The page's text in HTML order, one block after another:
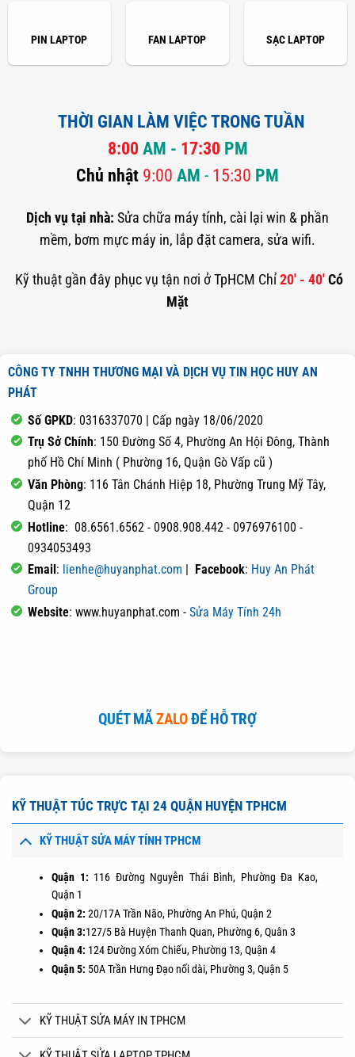
PIN LAPTOP FAN LAPTOP SẠC LAPTOP
THỜI GIAN LÀM VIỆC TRONG TUẦN
8:00 AM - 17:30 PM
Chủ nhật 9:00 AM - 15:30 PM
Dịch vụ tại nhà: Sửa chữa máy tính, cài lại win & phần
mềm, bơm mực máy in, lắp đặt camera, sửa wifi.
Kỹ thuật gần đây phục vụ tận nơi ở TpHCM Chỉ 20' - 40' Có
Mặt
CÔNG TY TNHH THƯƠNG MẠI VÀ DỊCH VỤ TIN HỌC HUY AN
PHÁT
Số GPKD: 0316337070 | Cấp ngày 18/06/2020
Trụ Sở Chính: 150 Đường Số 4, Phường An Hội Đông, Thành
phố Hồ Chí Minh ( Phường 16, Quận Gò Vấp cũ )
Văn Phòng: 116 Tân Chánh Hiệp 18, Phường Trung Mỹ Tây,
Quận 12
Hotline: 08.6561.6562 - 0908.908.442 - 0976976100 -
0934053493
Email : lienhe@huyanphat.com Facebook: Huy An Phát
Group
Website: www.huyanphat.com - Sửa Máy Tính 24h
QUÉT MÃZALOĐỂ HỖ TRỢ
KỸ THUẬT TÚC TRỰC TẠI 24 QUẬN HUYỆN TPHCM
KỸ THUẬT SỬA MÁY TÍNH TPHCM
Quận 1: 116 Đường Nguyễn Thái Bình, Phường Đa Kao,
Quận 1
Quận 2:20/17A Trần Não, Phường An Phú, Quận 2
Quận 3:127/5 Bà Huyện Thanh Quan, Phường 6, Quân 3
Quận 4: 124 Đường Xóm Chiếu, Phường 13, Quận 4
Quận 5: 50A Trần Hưng Đạo nối dài, Phường 3, Quận 5
KỸ THUẬT SỬA MÁY IN TPHCM